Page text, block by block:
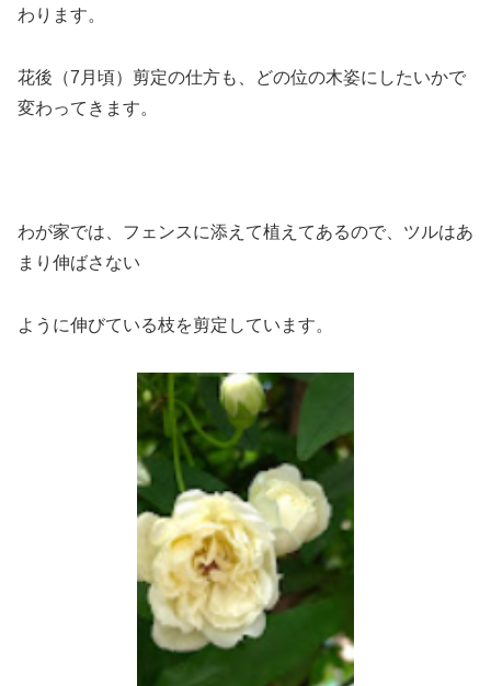
わります。
花後（7月頃）剪定の仕方も、どの位の木姿にしたいかで
変わってきます。
わが家では、フェンスに添えて植えてあるので、ツルはあ
まり伸ばさない
ように伸びている枝を剪定しています。